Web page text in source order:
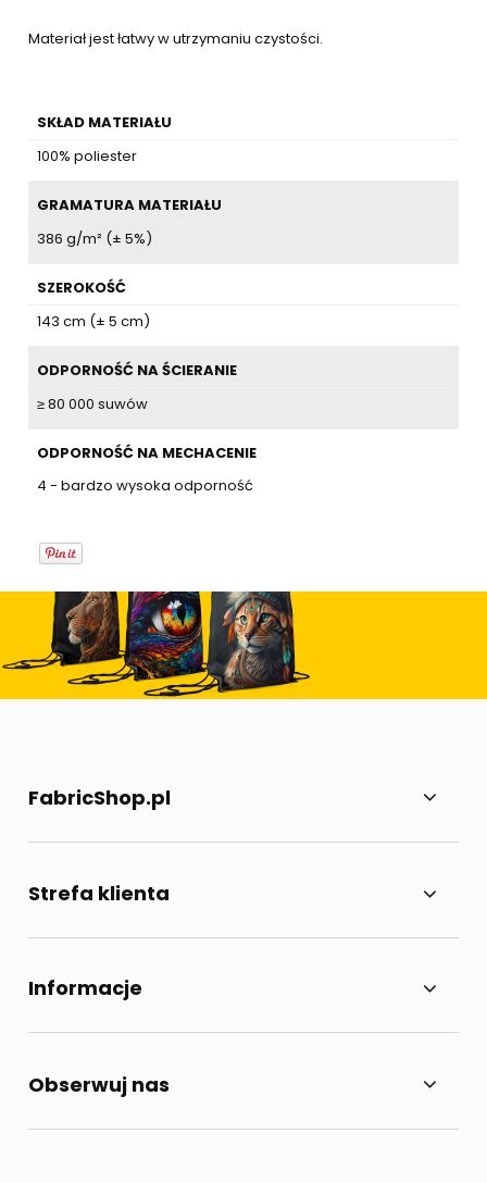
Materiał jest łatwy w utrzymaniu czystości.
SKŁAD MATERIAŁU
100% poliester
GRAMATURA MATERIAŁU
386 g/m² (± 5%)
SZEROKOŚĆ
143 cm (± 5 cm)
ODPORNOŚĆ NA ŚCIERANIE
≥ 80 000 suwów
ODPORNOŚĆ NA MECHACENIE
4 - bardzo wysoka odporność
FabricShop.pl
Strefa klienta
Informacje
Obserwuj nas